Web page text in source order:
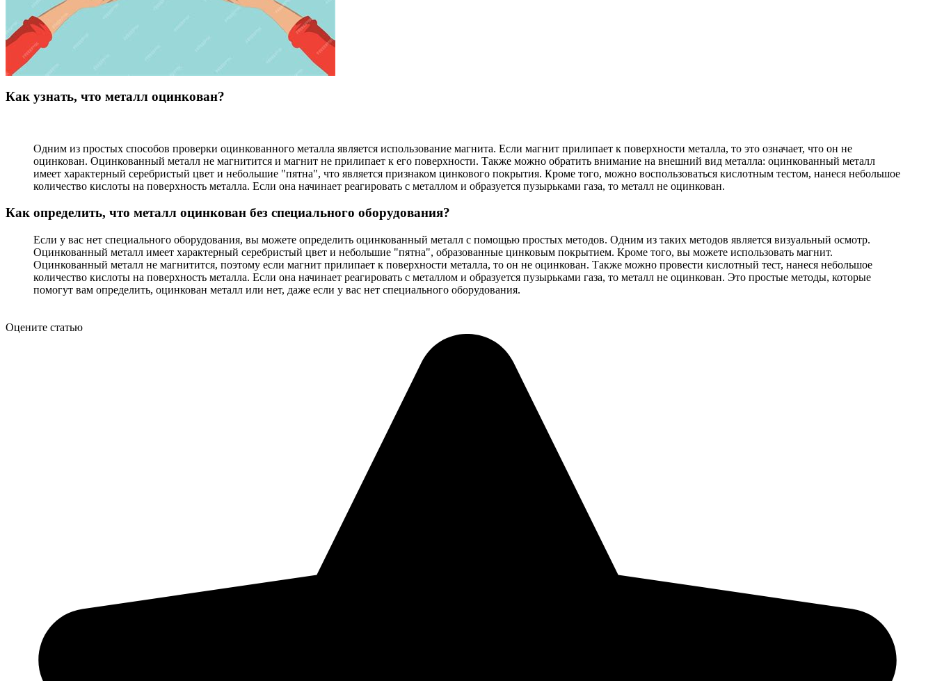
Как узнать, что металл оцинкован?
Одним из простых способов проверки оцинкованного металла является использование магнита. Если магнит прилипает к поверхности металла, то это означает, что он не
оцинкован. Оцинкованный металл не магнитится и магнит не прилипает к его поверхности. Также можно обратить внимание на внешний вид металла: оцинкованный металл
имеет характерный серебристый цвет и небольшие "пятна", что является признаком цинкового покрытия. Кроме того, можно воспользоваться кислотным тестом, нанеся небольшое
количество кислоты на поверхность металла. Если она начинает реагировать с металлом и образуется пузырьками газа, то металл не оцинкован.
Как определить, что металл оцинкован без специального оборудования?
Если у вас нет специального оборудования, вы можете определить оцинкованный металл с помощью простых методов. Одним из таких методов является визуальный осмотр.
Оцинкованный металл имеет характерный серебристый цвет и небольшие "пятна", образованные цинковым покрытием. Кроме того, вы можете использовать магнит.
Оцинкованный металл не магнитится, поэтому если магнит прилипает к поверхности металла, то он не оцинкован. Также можно провести кислотный тест, нанеся небольшое
количество кислоты на поверхность металла. Если она начинает реагировать с металлом и образуется пузырьками газа, то металл не оцинкован. Это простые методы, которые
помогут вам определить, оцинкован металл или нет, даже если у вас нет специального оборудования.
Оцените статью